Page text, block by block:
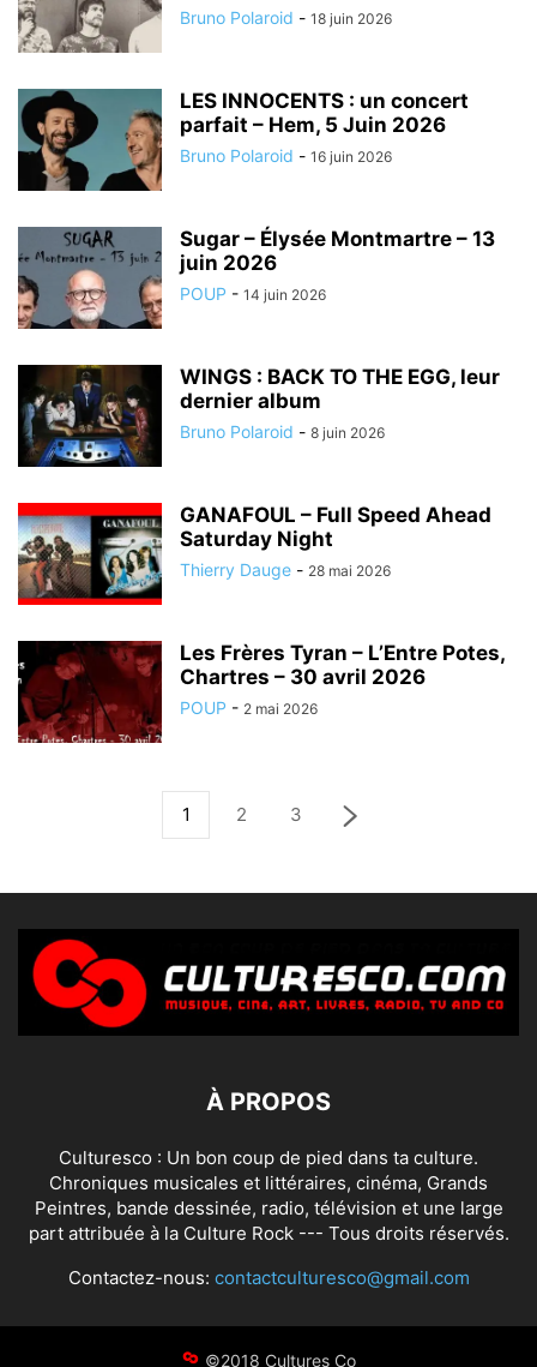
Bruno Polaroid - 18 juin 2026
LES INNOCENTS : un concert
parfait – Hem, 5 Juin 2026
Bruno Polaroid - 16 juin 2026
Sugar – Élysée Montmartre – 13
juin 2026
POUP - 14 juin 2026
WINGS : BACK TO THE EGG, leur
dernier album
Bruno Polaroid - 8 juin 2026
GANAFOUL – Full Speed Ahead
Saturday Night
Thierry Dauge - 28 mai 2026
Les Frères Tyran – L’Entre Potes,
Chartres – 30 avril 2026
POUP - 2 mai 2026
1 2 3
À PROPOS
Culturesco : Un bon coup de pied dans ta culture.
Chroniques musicales et littéraires, cinéma, Grands
Peintres, bande dessinée, radio, télévision et une large
part attribuée à la Culture Rock --- Tous droits réservés.
Contactez-nous: contactculturesco@gmail.com
©2018 Cultures Co